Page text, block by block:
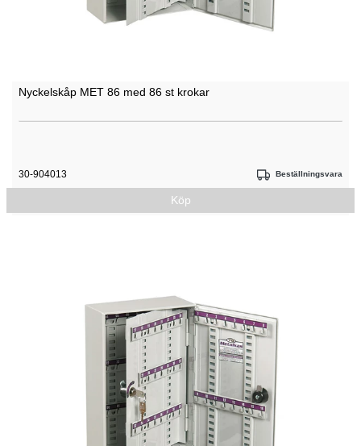
Nyckelskåp MET 86 med 86 st krokar
30-904013 Beställningsvara
Köp